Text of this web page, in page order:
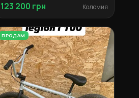
123 200 грн Коломия
ПРОДАМ